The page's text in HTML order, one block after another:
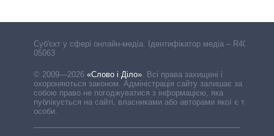
Cуб'єкт у сфері онлайн-медіа. Ідентифікатор медіа – R40-
05063
© 2009—2026 «Слово і Діло» Всі права захищені і
охороняються законом. Адміністрація сайту залишає за
собою право не погоджуватися з інформацією, яка
публікується на сайті, власниками або авторами якої є треті
особи.